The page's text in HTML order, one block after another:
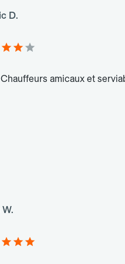
D.
Chauffeurs amicaux et